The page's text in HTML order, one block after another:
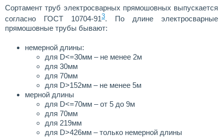
Сортамент труб электросварных прямошовных выпускается
согласно ГОСТ 10704-913. По длине электросварные
прямошовные трубы бывают:
немерной длины:
для D<=30мм – не менее 2м
для 30мм
для 70мм
для D>152мм – не менее 5м
мерной длины
для D<=70мм – от 5 до 9м
для 70мм
для 219мм
для D>426мм – только немерной длины